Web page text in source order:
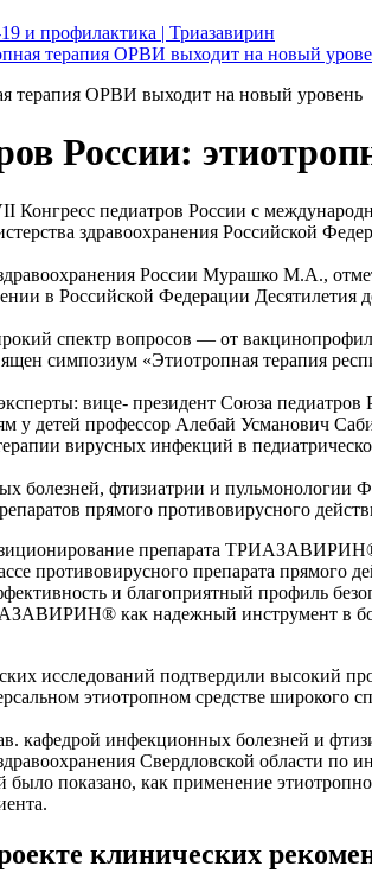
и профилактика | Триазавирин
терапия ОРВИ выходит на новый
России:
Конгресс педиатров России с
здравоохранения Российской
России Мурашко М.А.,
в Российской Федерации Десятилетия
спектр вопросов — от
симпозиум «Этиотропная терапия
вице- президент Союза
у детей профессор Алебай Усманович
вирусных инфекций в
болезней, фтизиатрии и
прямого противовирусного
препарата
противовирусного препарата прямого
и благоприятный профиль
как надежный инструмент в
исследований подтвердили высокий
этиотропном средстве широкого
кафедрой инфекционных болезней и
Свердловской области по
было показано, как применение
клинических